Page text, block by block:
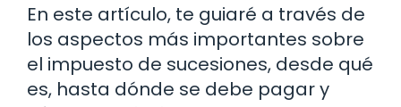
En este artículo, te guiaré a través de
los aspectos más importantes sobre
el impuesto de sucesiones, desde qué
es, hasta dónde se debe pagar y